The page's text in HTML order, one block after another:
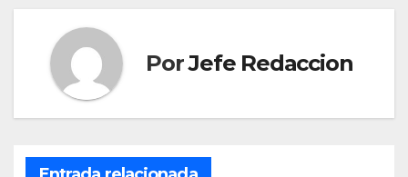
PorJefe Redaccion